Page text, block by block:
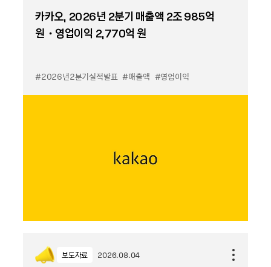
카카오, 2026년 2분기 매출액 2조 985억
원・영업이익 2,770억 원
#2026년2분기실적발표 #매출액 #영업이익
보도자료 2026.08.04